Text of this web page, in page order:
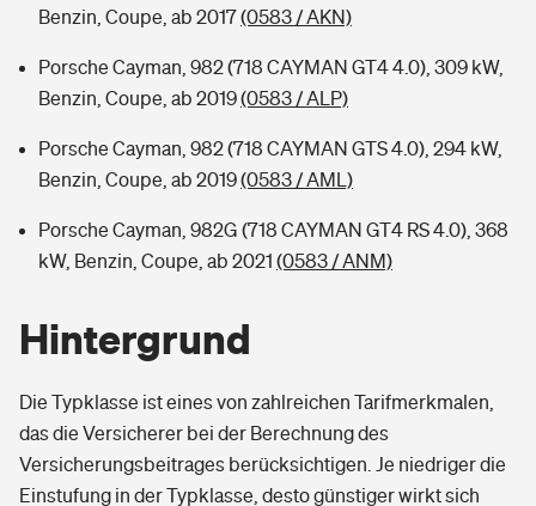
Benzin, Coupe, ab 2017(0583 / AKN)
Porsche Cayman, 982 (718 CAYMAN GT4 4.0), 309 kW,
Benzin, Coupe, ab 2019(0583 / ALP)
Porsche Cayman, 982 (718 CAYMAN GTS 4.0), 294 kW,
Benzin, Coupe, ab 2019(0583 / AML)
Porsche Cayman, 982G (718 CAYMAN GT4 RS 4.0), 368
kW, Benzin, Coupe, ab 2021 (0583 / ANM)
Hintergrund
Die Typklasse ist eines von zahlreichen Tarifmerkmalen,
das die Versicherer bei der Berechnung des
Versicherungsbeitrages berücksichtigen. Je niedriger die
Einstufung in der Typklasse, desto günstiger wirkt sich